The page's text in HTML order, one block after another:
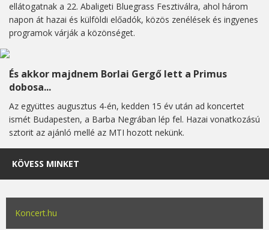
ellátogatnak a 22. Abaligeti Bluegrass Fesztiválra, ahol három
napon át hazai és külföldi előadók, közös zenélések és ingyenes
programok várják a közönséget.
És akkor majdnem Borlai Gergő lett a Primus
dobosa...
Az együttes augusztus 4-én, kedden 15 év után ad koncertet
ismét Budapesten, a Barba Negrában lép fel. Hazai vonatkozású
sztorit az ajánló mellé az MTI hozott nekünk.
KÖVESS MINKET
Koncert.hu